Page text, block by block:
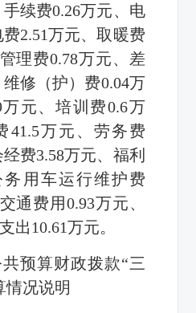
手续费0.26万元、电
费2.51万元、取暖费
理费0.78万元、差
修（护）费0.04万
万元、培训费0.6万
41.5万元、劳务费
费3.58万元、福利
用车运行维护费
通费用0.93万元、
出10.61万元。
预算财政拨款“三
情况说明